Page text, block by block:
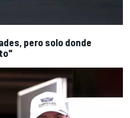
pero solo donde